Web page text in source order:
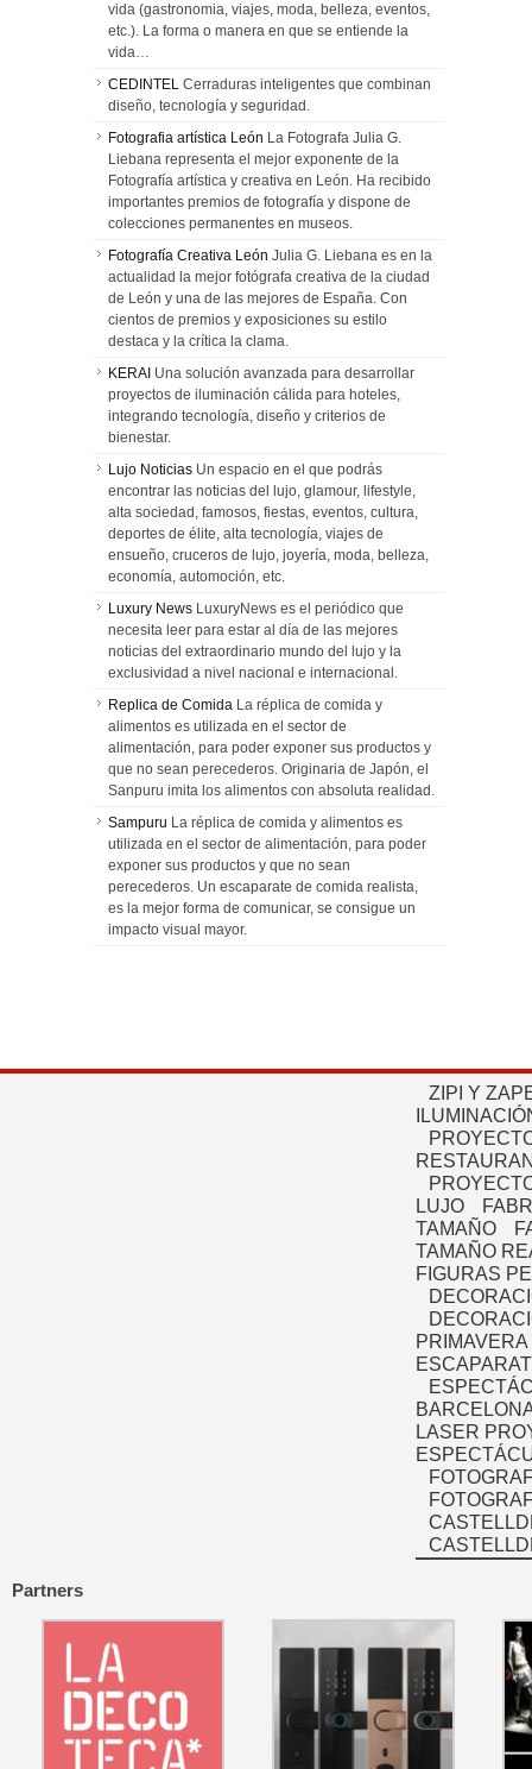
vida (gastronomia, viajes, moda, belleza, eventos,
etc.). La forma o manera en que se entiende la
vida…
CEDINTEL Cerraduras inteligentes que combinan
diseño, tecnología y seguridad.
Fotografia artística León La Fotografa Julia G.
Liebana representa el mejor exponente de la
Fotografía artística y creativa en León. Ha recibido
importantes premios de fotografía y dispone de
colecciones permanentes en museos.
Fotografía Creativa León Julia G. Liebana es en la
actualidad la mejor fotógrafa creativa de la ciudad
de León y una de las mejores de España. Con
cientos de premios y exposiciones su estilo
destaca y la crítica la clama.
KERAI Una solución avanzada para desarrollar
proyectos de iluminación cálida para hoteles,
integrando tecnología, diseño y criterios de
bienestar.
Lujo Noticias Un espacio en el que podrás
encontrar las noticias del lujo, glamour, lifestyle,
alta sociedad, famosos, fiestas, eventos, cultura,
deportes de élite, alta tecnología, viajes de
ensueño, cruceros de lujo, joyería, moda, belleza,
economía, automoción, etc.
Luxury News LuxuryNews es el periódico que
necesita leer para estar al día de las mejores
noticias del extraordinario mundo del lujo y la
exclusividad a nivel nacional e internacional.
Replica de Comida La réplica de comida y
alimentos es utilizada en el sector de
alimentación, para poder exponer sus productos y
que no sean perecederos. Originaria de Japón, el
Sanpuru imita los alimentos con absoluta realidad.
Sampuru La réplica de comida y alimentos es
utilizada en el sector de alimentación, para poder
exponer sus productos y que no sean
perecederos. Un escaparate de comida realista,
es la mejor forma de comunicar, se consigue un
impacto visual mayor.
ZIPI Y
LUJO
TAMAÑO
TAMAÑO
FIGURAS
PRIMAVERA
LASER
Partners